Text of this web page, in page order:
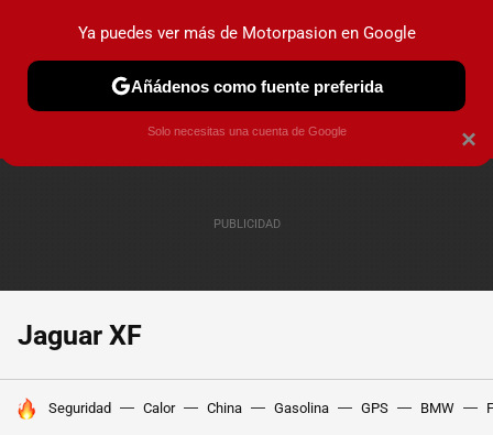
PRUEBAS COCHES ELÉCTRICOS OBSERVATORIO
Jaguar XF
HOY SE HABLA DE
Seguridad Calor China Gasolina GPS BMW
×
Ya puedes ver más de Motorpasion en Google
Añádenos como fuente preferida
Solo necesitas una cuenta de Google